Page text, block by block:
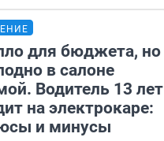
для бюджета, но
в салоне
Водитель 13 лет
на электрокаре:
и минусы